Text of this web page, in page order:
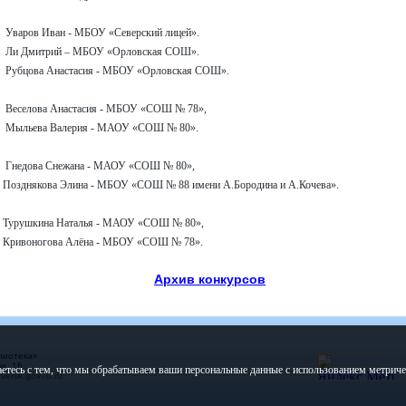
Уваров Иван - МБОУ «Северский лицей».
– МБОУ «Орловская СОШ».
Анастасия - МБОУ «Орловская СОШ».
Анастасия - МБОУ «СОШ № 78»,
- МАОУ «СОШ № 80».
Снежана - МАОУ «СОШ № 80»,
- МБОУ «СОШ № 88 имени А.Бородина и А.Кочева».
Наталья - МАОУ «СОШ № 80»,
Алёна - МБОУ «СОШ № 78».
Архив конкурсов
16
с тем, что мы обрабатываем ваши персональные данные с использованием